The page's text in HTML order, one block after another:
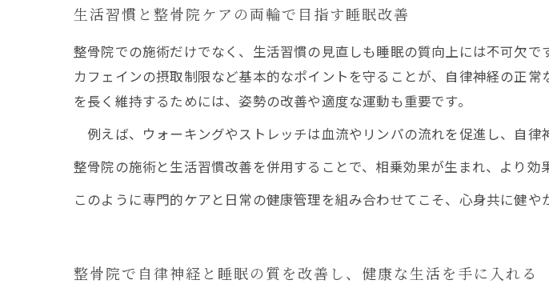
生活習慣と整骨院ケアの両輪で目指す睡眠改善
整骨院での施術だけでなく、生活習慣の見直しも睡眠の質向上には不可欠
カフェインの摂取制限など基本的なポイントを守ることが、自律神経の正
を長く維持するためには、姿勢の改善や適度な運動も重要です。
例えば、ウォーキングやストレッチは血流やリンパの流れを促進し、自律
整骨院の施術と生活習慣改善を併用することで、相乗効果が生まれ、より効
このように専門的ケアと日常の健康管理を組み合わせてこそ、心身共に健や
整骨院で自律神経と睡眠の質を改善し、健康な生活を手に入れる